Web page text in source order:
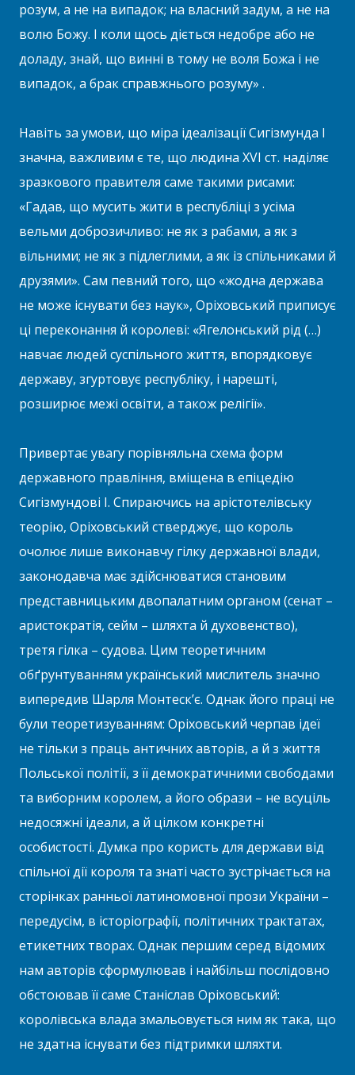
розум, а не на випадок; на власний задум, а не на
волю Божу. І коли щось діється недобре або не
доладу, знай, що винні в тому не воля Божа і не
випадок, а брак справжнього розуму» .
Навіть за умови, що міра ідеалізації Сигізмунда І
значна, важливим є те, що людина XVI ст. наділяє
зразкового правителя саме такими рисами:
«Гадав, що мусить жити в республіці з усіма
вельми доброзичливо: не як з рабами, а як з
вільними; не як з підлеглими, а як із спільниками й
друзями». Сам певний того, що «жодна держава
не може існувати без наук», Оріховський приписує
ці переконання й королеві: «Ягелонський рід (…)
навчає людей суспільного життя, впорядковує
державу, згуртовує республіку, і нарешті,
розширює межі освіти, а також релігії».
Привертає увагу порівняльна схема форм
державного правління, вміщена в епіцедію
Сигізмундові І. Спираючись на арістотелівську
теорію, Оріховський стверджує, що король
очолює лише виконавчу гілку державної влади,
законодавча має здійснюватися становим
представницьким двопалатним органом (сенат –
аристократія, сейм – шляхта й духовенство),
третя гілка – судова. Цим теоретичним
обґрунтуванням український мислитель значно
випередив Шарля Монтеск’є. Однак його праці не
були теоретизуванням: Оріховський черпав ідеї
не тільки з праць античних авторів, а й з життя
Польської політії, з її демократичними свободами
та виборним королем, а його образи – не всуціль
недосяжні ідеали, а й цілком конкретні
особистості. Думка про користь для держави від
спільної дії короля та знаті часто зустрічається на
сторінках ранньої латиномовної прози України –
передусім, в історіографії, політичних трактатах,
етикетних творах. Однак першим серед відомих
нам авторів сформулював і найбільш послідовно
обстоював її саме Станіслав Оріховський:
королівська влада змальовується ним як така, що
не здатна існувати без підтримки шляхти.